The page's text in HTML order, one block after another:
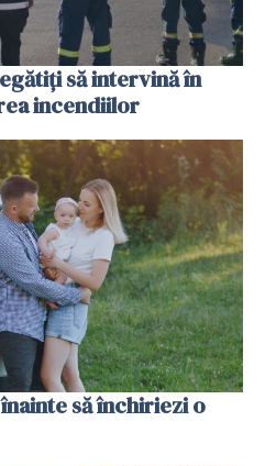
să intervină în
incendiilor
să închiriezi o